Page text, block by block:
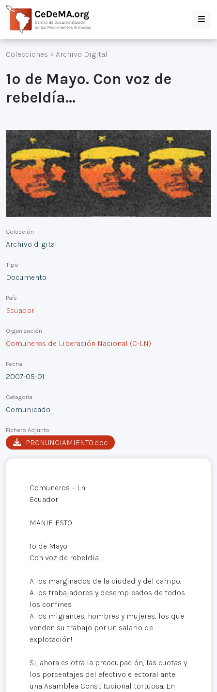
Colecciones > Archivo Digital
1º de Mayo. Con voz de
rebeldía...
Colección
Archivo digital
Tipo
Documento
País
Ecuador
Organización
Comuneros de Liberación Nacional (C-LN)
Fecha
2007-05-01
Categoría
Comunicado
Fichero Adjunto
PRONUNCIAMIENTO.doc
Comuneros – Ln
Ecuador
MANIFIESTO
1º de Mayo
Con voz de rebeldía…
A los marginados de la ciudad y del campo.
A los trabajadores y desempleados de todos
los confines
A los migrantes, hombres y mujeres, los que
venden su trabajo por un salario de
explotación!
Si, ahora es otra la preocupación, las cuotas y
los porcentajes del efectivo electoral ante
una Asamblea Constitucional tortuosa. En